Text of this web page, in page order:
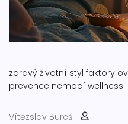
zdravý životní styl faktory
prevence nemocí wellness
Vítězslav Bureš